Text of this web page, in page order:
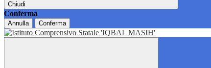
Chiudi
Conferma
Annulla Conferma